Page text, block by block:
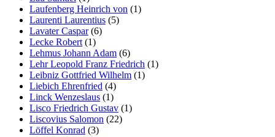
Laufenberg Heinrich von (1)
Laurenti Laurentius (5)
Lavater Caspar(6)
Lecke Robert (1)
Lehmus Johann Adam (6)
Lehr Leopold Franz Friedrich (1)
Leibniz Gottfried Wilhelm (1)
Liebich Ehrenfried (4)
Linck Wenzeslaus (1)
Lisco Friedrich Gustav (1)
Liscovius Salomon (22)
Löffel Konrad (3)